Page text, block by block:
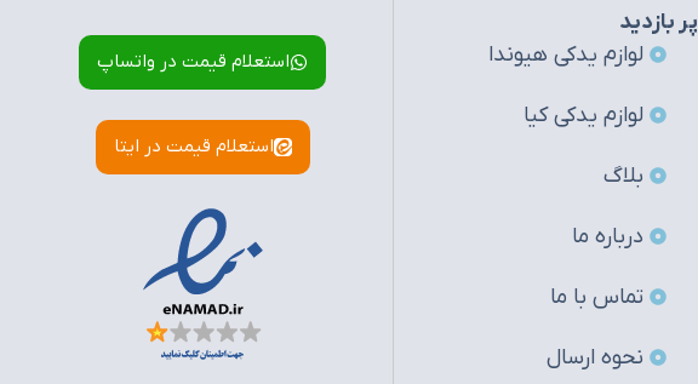
پر بازدید
لوازم یدکی هیوندا
لوازم یدکی کیا
بلاگ
درباره ما
تماس با ما
نحوه ارسال
استعلام قیمت در واتساپ
استعلام قیمت در ایتا